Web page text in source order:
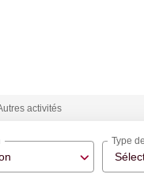
activités
Type